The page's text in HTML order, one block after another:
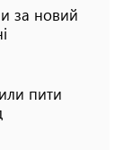
за новий
пити